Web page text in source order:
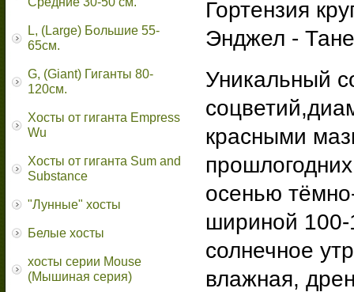
L, (Large) Большие 55-
65cм.
G, (Giant) Гиганты 80-
120см.
Хосты от гиганта Empress
Wu
Хосты от гиганта Sum and
Substance
"Лунные" хосты
Белые хосты
хосты серии Mouse
(Мышиная серия)
Гортензия
Энджел -
Уникальный
красными
осенью
шириной
солнечное
влажная,